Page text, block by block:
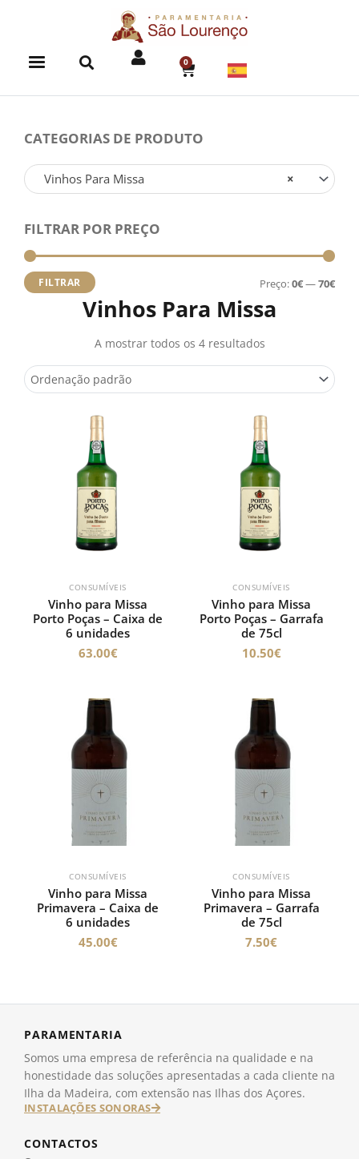
0
CART
CATEGORIAS DE PRODUTO
×
Vinhos Para Missa
FILTRAR POR PREÇO
FILTRAR Preço:0€—70€
Vinhos Para Missa
A mostrar todos os 4 resultados
CONSUMÍVEIS
Vinho para Missa
Porto Poças – Caixa de
6 unidades
63.00€
CONSUMÍVEIS
Vinho para Missa
Porto Poças – Garrafa
de 75cl
10.50€
CONSUMÍVEIS
Vinho para Missa
Primavera – Caixa de
6 unidades
45.00€
CONSUMÍVEIS
Vinho para Missa
Primavera – Garrafa
de 75cl
7.50€
PARAMENTARIA
Somos uma empresa de referência na qualidade e na
honestidade das soluções apresentadas a cada cliente na
Ilha da Madeira, com extensão nas Ilhas dos Açores.
INSTALAÇÕES SONORAS
CONTACTOS